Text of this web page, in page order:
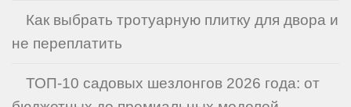
Как выбрать тротуарную плитку для двора и
не переплатить
ТОП-10 садовых шезлонгов 2026 года: от